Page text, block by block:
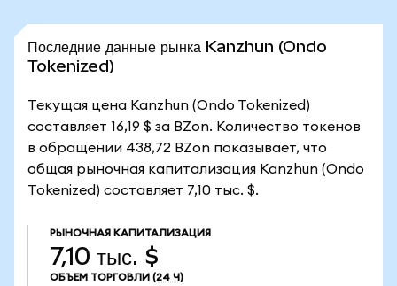
Последние данные рынка Kanzhun (Ondo
Tokenized)
Текущая цена Kanzhun (Ondo Tokenized)
составляет 16,19 $ за BZon. Количество токенов
в обращении 438,72 BZon показывает, что
общая рыночная капитализация Kanzhun (Ondo
Tokenized) составляет 7,10 тыс. $.
РЫНОЧНАЯ КАПИТАЛИЗАЦИЯ
7,10 тыс. $
ОБЪЕМ ТОРГОВЛИ (24 Ч)